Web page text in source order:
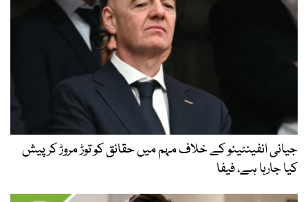
جیانی انفینٹینو کے خلاف مہم میں حقائق کو توڑ مروڑ کر پیش
کیا جارہا ہے، فیفا